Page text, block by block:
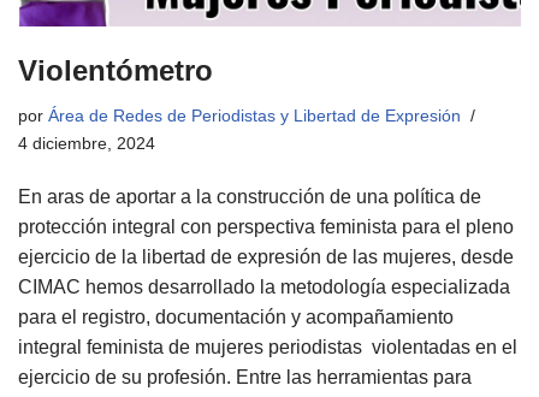
Violentómetro
por Área de Redes de Periodistas y Libertad de Expresión
4 diciembre, 2024
En aras de aportar a la construcción de una política de
protección integral con perspectiva feminista para el pleno
ejercicio de la libertad de expresión de las mujeres, desde
CIMAC hemos desarrollado la metodología especializada
para el registro, documentación y acompañamiento
integral feminista de mujeres periodistas violentadas en el
ejercicio de su profesión. Entre las herramientas para